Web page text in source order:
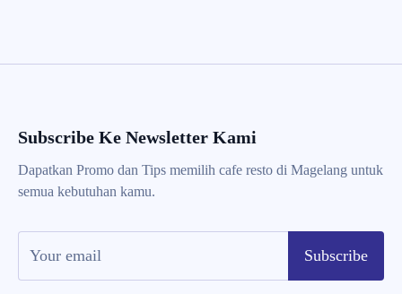
Subscribe Ke Newsletter Kami
Dapatkan Promo dan Tips memilih cafe resto di Magelang untuk
semua kebutuhan kamu.
Subscribe